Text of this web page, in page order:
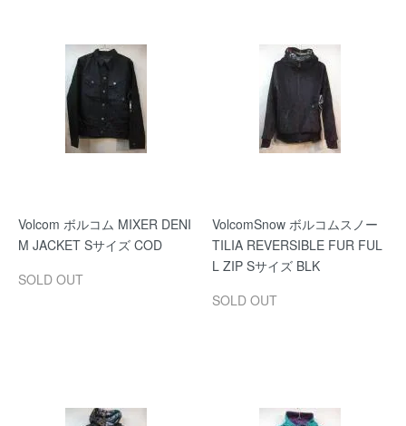
Volcom ボルコム MIXER DENI
M JACKET Sサイズ COD
SOLD OUT
VolcomSnow ボルコムスノー
TILIA REVERSIBLE FUR FUL
L ZIP Sサイズ BLK
SOLD OUT